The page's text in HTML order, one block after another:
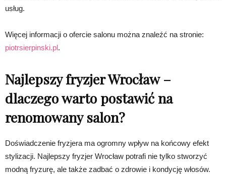
usług.
Więcej informacji o ofercie salonu można znaleźć na stronie:
piotrsierpinski.pl.
Najlepszy fryzjer Wrocław –
dlaczego warto postawić na
renomowany salon?
Doświadczenie fryzjera ma ogromny wpływ na końcowy efekt
stylizacji. Najlepszy fryzjer Wrocław potrafi nie tylko stworzyć
modną fryzurę, ale także zadbać o zdrowie i kondycję włosów.